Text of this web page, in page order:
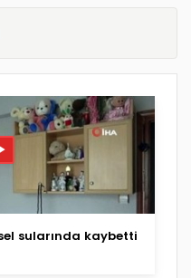
sularında kaybetti